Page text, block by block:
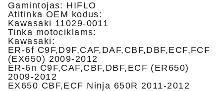
Gamintojas: HIFLO
Atitinka OEM kodus:
Kawasaki 11029-0011
Tinka motociklams:
Kawasaki:
ER-6f C9F,D9F,CAF,DAF,CBF,DBF,ECF,FCF
(EX650) 2009-2012
ER-6n C9F,CAF,CBF,DBF,ECF (ER650)
2009-2012
EX650 CBF,ECF Ninja 650R 2011-2012